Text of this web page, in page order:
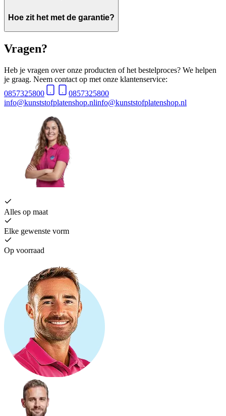
Hoe zit het met de garantie?
Vragen?
Heb je vragen over onze producten of het bestelproces? We helpen
je graag. Neem contact op met onze klantenservice:
0857325800
0857325800
info@kunststofplatenshop.nlinfo@kunststofplatenshop.nl
Alles op maat
Elke gewenste vorm
Op voorraad